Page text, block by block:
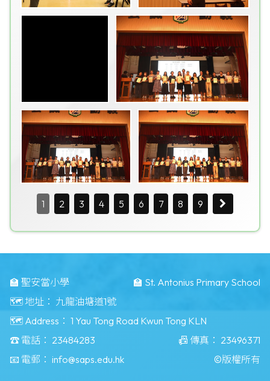
1 2 3 4 5 6 7 8 9
🏫 聖安當小學
🏫 St. Antonius Primary School
🗺️ 地址： 九龍油塘道1號
🗺️ Address： 1 Yau Tong Road Kwun Tong KLN
☎️ 電話： 23484283 📠 傳真： 23496371
📧 電郵： info@saps.edu.hk ©版權所有